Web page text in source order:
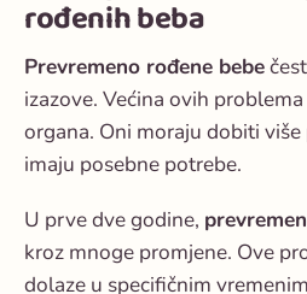
rođenih beba
Prevremeno rođene bebe
izazove. Većina ovih
organa. Oni moraju dobiti
imaju posebne potrebe.
U prve dve godine,
kroz mnoge promjene. Ove
dolaze u specifičnim